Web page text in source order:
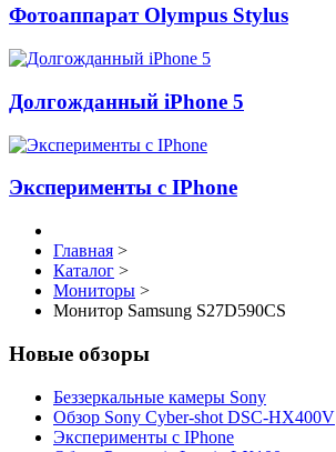
Фотоаппарат Olympus Stylus
Долгожданный iPhone 5
Эксперименты с IPhone
Главная >
Каталог >
Мониторы >
Монитор Samsung S27D590CS
Новые обзоры
Беззеркальные камеры Sony
Обзор Sony Cyber-shot DSC-HX400V
Эксперименты с IPhone